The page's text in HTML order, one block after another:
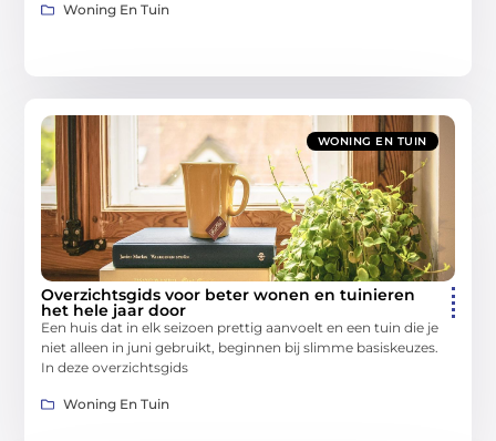
Woning En Tuin
WONING EN TUIN
Overzichtsgids voor beter wonen en tuinieren
het hele jaar door
Een huis dat in elk seizoen prettig aanvoelt en een tuin die je
niet alleen in juni gebruikt, beginnen bij slimme basiskeuzes.
In deze overzichtsgids
Woning En Tuin